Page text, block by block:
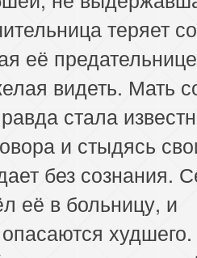
теряет
её
видеть. Мать
стала
и стыдясь
без сознания.
её в больницу, и